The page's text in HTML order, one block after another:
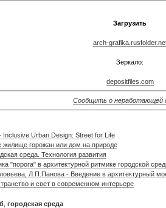
Загрузить
arch-
Зеркало:
depositfiles.com
Сообщить о неработающей
Inclusive Urban Design: Street for Life
горожан или дом на природе
среда. Технология развития
"порога" в архитектурной ритмике городской
Л.П.Панова - Введение в архитектурный
и свет в современном интерьере
городская среда